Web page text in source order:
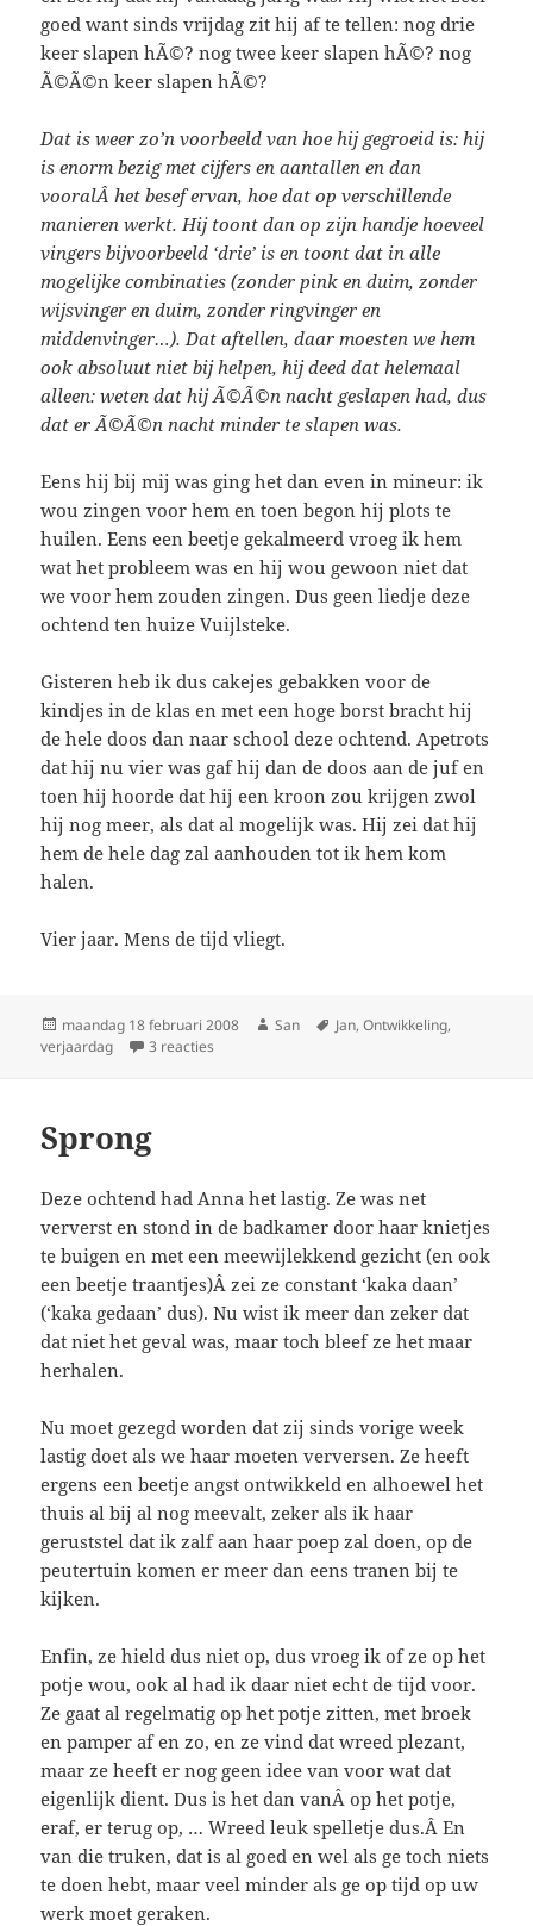
goed want sinds vrijdag zit hij af te tellen: nog drie
keer slapen hÃ©? nog twee keer slapen hÃ©? nog
Ã©Ã©n keer slapen hÃ©?
Dat is weer zo’n voorbeeld van hoe hij gegroeid is: hij
is enorm bezig met cijfers en aantallen en dan
vooralÂ het besef ervan, hoe dat op verschillende
manieren werkt. Hij toont dan op zijn handje hoeveel
vingers bijvoorbeeld ‘drie’ is en toont dat in alle
mogelijke combinaties (zonder pink en duim, zonder
wijsvinger en duim, zonder ringvinger en
middenvinger…). Dat aftellen, daar moesten we hem
ook absoluut niet bij helpen, hij deed dat helemaal
alleen: weten dat hij Ã©Ã©n nacht geslapen had, dus
dat er Ã©Ã©n nacht minder te slapen was.
Eens hij bij mij was ging het dan even in mineur: ik
wou zingen voor hem en toen begon hij plots te
huilen. Eens een beetje gekalmeerd vroeg ik hem
wat het probleem was en hij wou gewoon niet dat
we voor hem zouden zingen. Dus geen liedje deze
ochtend ten huize Vuijlsteke.
Gisteren heb ik dus cakejes gebakken voor de
kindjes in de klas en met een hoge borst bracht hij
de hele doos dan naar school deze ochtend. Apetrots
dat hij nu vier was gaf hij dan de doos aan de juf en
toen hij hoorde dat hij een kroon zou krijgen zwol
hij nog meer, als dat al mogelijk was. Hij zei dat hij
hem de hele dag zal aanhouden tot ik hem kom
halen.
Vier jaar. Mens de tijd vliegt.
Geplaatst
op
maandag 18 februari 2008 Auteur
San Tags
Jan,Ontwikkeling,
verjaardag
3 reacties
Sprong
Deze ochtend had Anna het lastig. Ze was net
ververst en stond in de badkamer door haar knietjes
te buigen en met een meewijlekkend gezicht (en ook
een beetje traantjes)Â zei ze constant ‘kaka daan’
(‘kaka gedaan’ dus). Nu wist ik meer dan zeker dat
dat niet het geval was, maar toch bleef ze het maar
herhalen.
Nu moet gezegd worden dat zij sinds vorige week
lastig doet als we haar moeten verversen. Ze heeft
ergens een beetje angst ontwikkeld en alhoewel het
thuis al bij al nog meevalt, zeker als ik haar
geruststel dat ik zalf aan haar poep zal doen, op de
peutertuin komen er meer dan eens tranen bij te
kijken.
Enfin, ze hield dus niet op, dus vroeg ik of ze op het
potje wou, ook al had ik daar niet echt de tijd voor.
Ze gaat al regelmatig op het potje zitten, met broek
en pamper af en zo, en ze vind dat wreed plezant,
maar ze heeft er nog geen idee van voor wat dat
eigenlijk dient. Dus is het dan vanÂ op het potje,
eraf, er terug op, … Wreed leuk spelletje dus.Â En
van die truken, dat is al goed en wel als ge toch niets
te doen hebt, maar veel minder als ge op tijd op uw
werk moet geraken.